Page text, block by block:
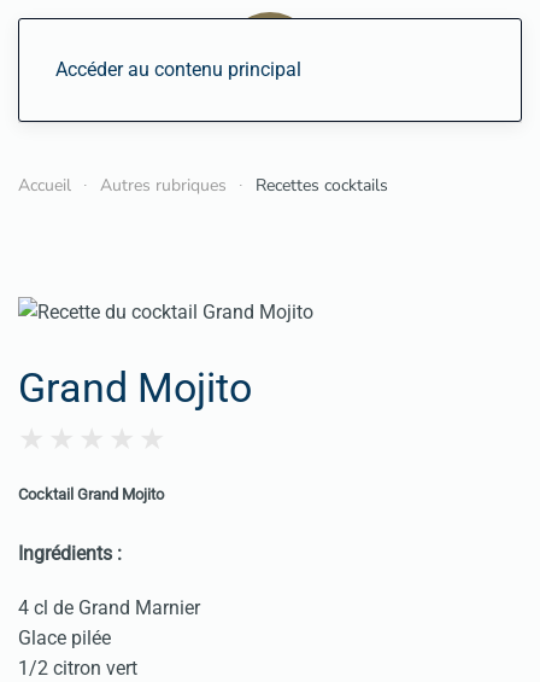
Accéder au contenu principal
Accueil Autres rubriques Recettes cocktails
Grand Mojito
Cocktail Grand Mojito
Ingrédients :
4 cl de Grand Marnier
Glace pilée
1/2 citron vert